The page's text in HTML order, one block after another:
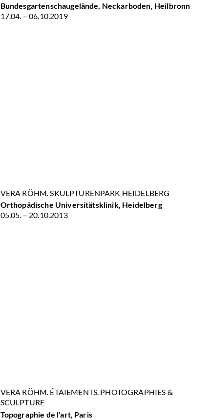
Bundesgartenschaugelände, Neckarboden, Heilbronn
17.04. – 06.10.2019
VERA RÖHM. SKULPTURENPARK HEIDELBERG
Orthopädische Universitätsklinik, Heidelberg
05.05. – 20.10.2013
VERA RÖHM. ÉTAIEMENTS. PHOTOGRAPHIES &
SCULPTURE
Topographie de l’art, Paris